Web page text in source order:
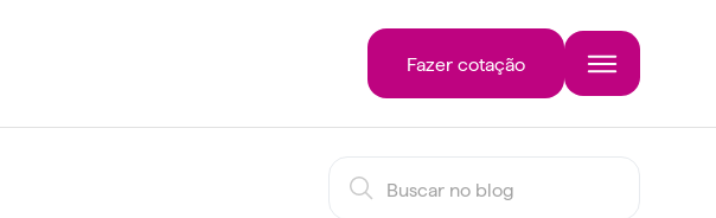
Fazer cotação